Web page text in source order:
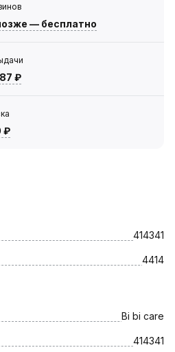
— бесплатно
₽
₽
414341
4414
Bi bi care
414341